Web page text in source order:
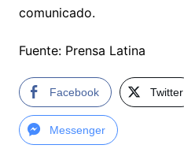
comunicado.
Fuente: Prensa Latina
Facebook Twitter
Messenger